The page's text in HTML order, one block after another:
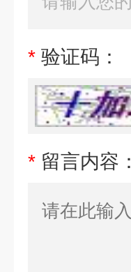
* 验证码：
* 留言内容：